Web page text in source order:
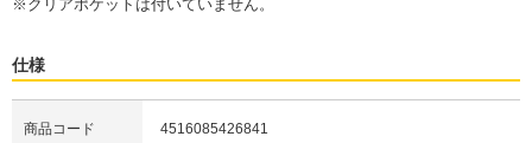
※クリアポケットは付いていません。
仕様
商品コード 4516085426841